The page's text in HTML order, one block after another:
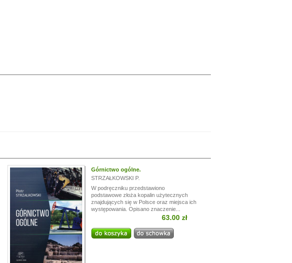
Górnictwo ogólne.
STRZAŁKOWSKI P.
W podręczniku przedstawiono
podstawowe złoża kopalin użytecznych
znajdujących się w Polsce oraz miejsca ich
występowania. Opisano znaczenie...
63.00 zł